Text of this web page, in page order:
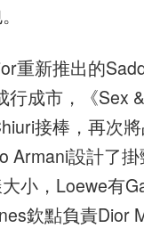
重新推出的
成市，《Sex
接棒，再次
Armani設計了
小，Loewe有
欽點負責Dior